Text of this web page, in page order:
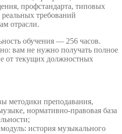
профстандарта, типовых
требований
отрасли.
обучения — 256 часов.
вам не нужно получать полное
от текущих должностных
методики преподавания,
нормативно-правовая база
история музыкального